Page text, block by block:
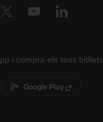
i compra els teus bitllets
Google Play